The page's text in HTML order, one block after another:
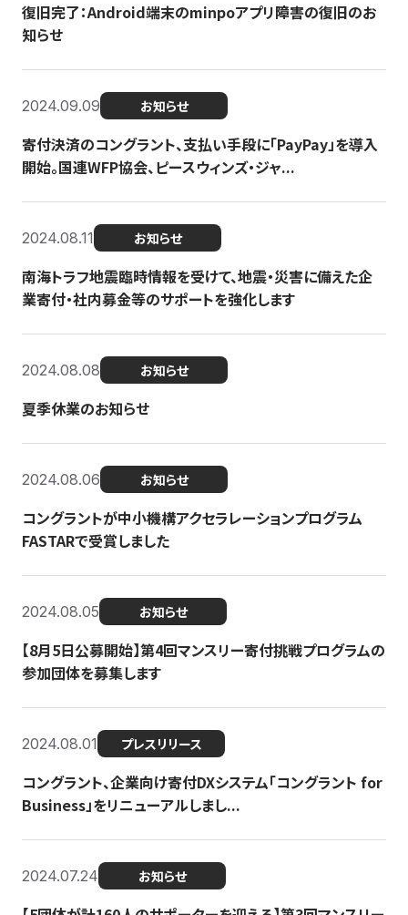
復旧完了：Android端末のminpoアプリ障害の復旧のお
知らせ
2024.09.09 お知らせ
寄付決済のコングラント、支払い手段に「PayPay」を導入
開始。国連WFP協会、ピースウィンズ・ジャ...
2024.08.11 お知らせ
南海トラフ地震臨時情報を受けて、地震・災害に備えた企
業寄付・社内募金等のサポートを強化します
2024.08.08 お知らせ
夏季休業のお知らせ
2024.08.06 お知らせ
コングラントが中小機構アクセラレーションプログラム
FASTARで受賞しました
2024.08.05 お知らせ
【8月5日公募開始】第4回マンスリー寄付挑戦プログラムの
参加団体を募集します
2024.08.01 プレスリリース
コングラント、企業向け寄付DXシステム「コングラント for
Business」をリニューアルしまし...
2024.07.24 お知らせ